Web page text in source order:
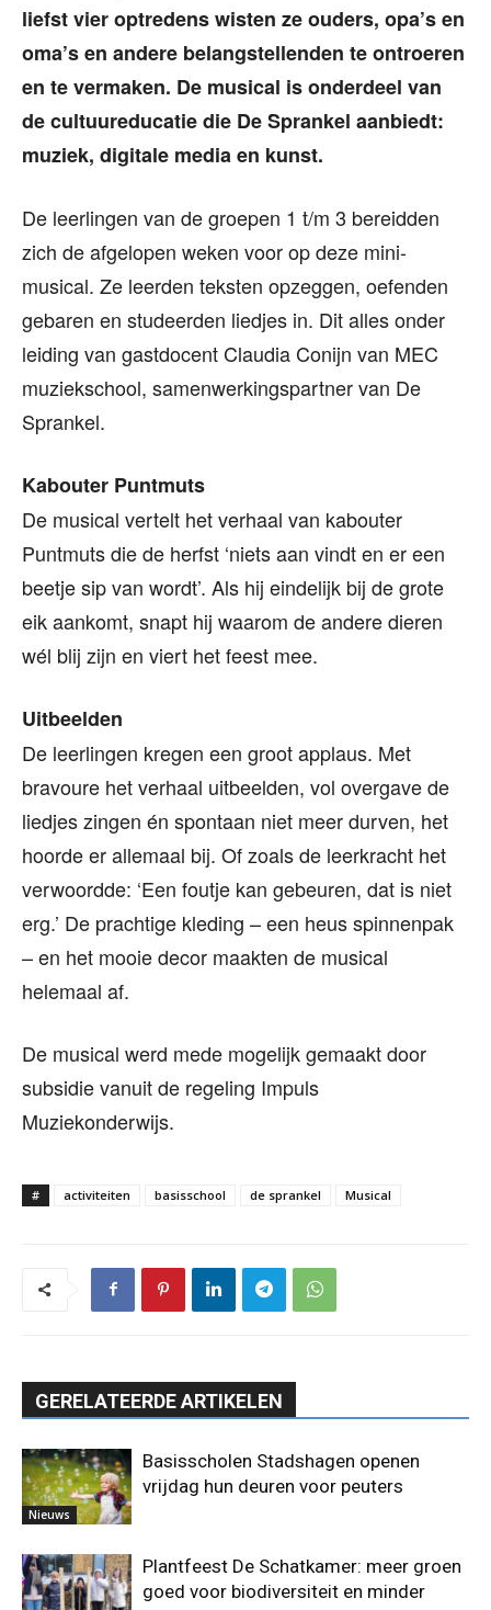
liefst vier optredens wisten ze ouders, opa’s en
oma’s en andere belangstellenden te ontroeren
en te vermaken. De musical is onderdeel van
de cultuureducatie die De Sprankel aanbiedt:
muziek, digitale media en kunst.
De leerlingen van de groepen 1 t/m 3 bereidden
zich de afgelopen weken voor op deze mini-
musical. Ze leerden teksten opzeggen, oefenden
gebaren en studeerden liedjes in. Dit alles onder
leiding van gastdocent Claudia Conijn van MEC
muziekschool, samenwerkingspartner van De
Sprankel.
Kabouter Puntmuts
De musical vertelt het verhaal van kabouter
Puntmuts die de herfst ‘niets aan vindt en er een
beetje sip van wordt’. Als hij eindelijk bij de grote
eik aankomt, snapt hij waarom de andere dieren
wél blij zijn en viert het feest mee.
Uitbeelden
De leerlingen kregen een groot applaus. Met
bravoure het verhaal uitbeelden, vol overgave de
liedjes zingen én spontaan niet meer durven, het
hoorde er allemaal bij. Of zoals de leerkracht het
verwoordde: ‘Een foutje kan gebeuren, dat is niet
erg.’ De prachtige kleding – een heus spinnenpak
– en het mooie decor maakten de musical
helemaal af.
De musical werd mede mogelijk gemaakt door
subsidie vanuit de regeling Impuls
Muziekonderwijs.
# activiteiten basisschool de sprankel Musical
GERELATEERDE ARTIKELEN
Nieuws
Basisscholen Stadshagen openen
vrijdag hun deuren voor peuters
Plantfeest De Schatkamer: meer groen
goed voor biodiversiteit en minder